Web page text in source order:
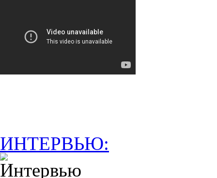
ИНТЕРВЬЮ: